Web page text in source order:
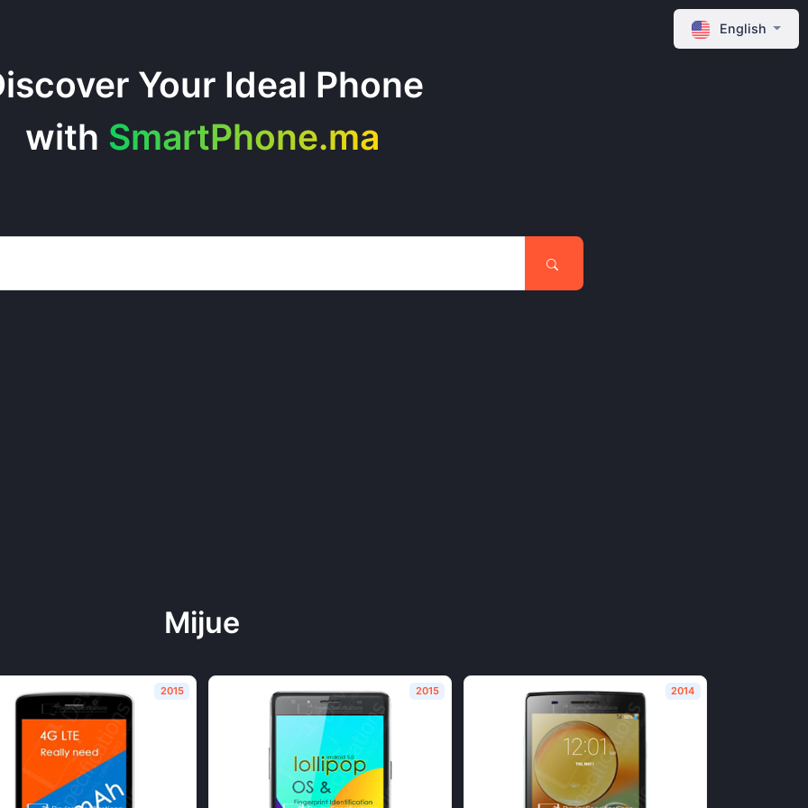
Your Ideal Phone
with SmartPhone.ma
English
Mijue
2015 2015 2014